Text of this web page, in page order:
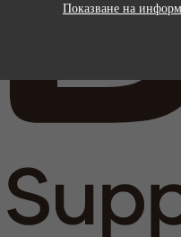
Тези бисквитки са
Доставчици
Време на
Показване на